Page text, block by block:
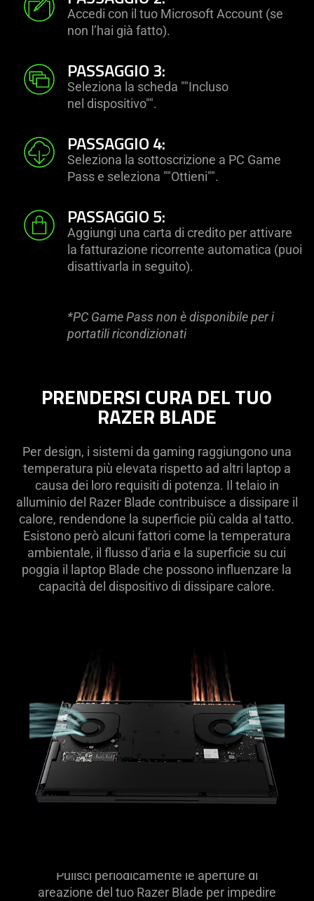
Accedi con il tuo Microsoft Account (se
non l’hai già fatto).
PASSAGGIO 3:
Seleziona la scheda ""Incluso
nel dispositivo"".
PASSAGGIO 4:
Seleziona la sottoscrizione a PC Game
Pass e seleziona ""Ottieni"".
PASSAGGIO 5:
Aggiungi una carta di credito per attivare
la fatturazione ricorrente automatica (puoi
disattivarla in seguito).
*PC Game Pass non è disponibile per i
portatili ricondizionati
PRENDERSI CURA DEL TUO
RAZER BLADE
Per design, i sistemi da gaming raggiungono una
temperatura più elevata rispetto ad altri laptop a
causa dei loro requisiti di potenza. Il telaio in
alluminio del Razer Blade contribuisce a dissipare il
calore, rendendone la superficie più calda al tatto.
Esistono però alcuni fattori come la temperatura
ambientale, il flusso d'aria e la superficie su cui
poggia il laptop Blade che possono influenzare la
capacità del dispositivo di dissipare calore.
Pulisci periodicamente le aperture di
areazione del tuo Razer Blade per impedire